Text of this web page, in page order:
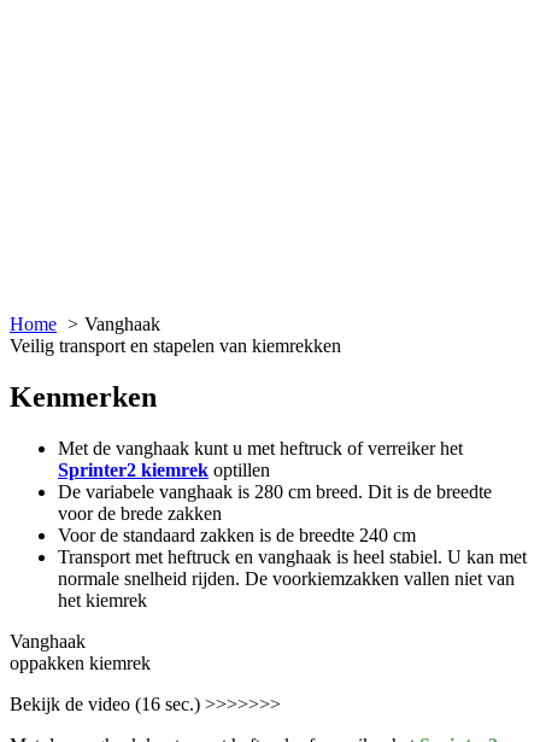
Home
Vanghaak
Veilig transport en stapelen van kiemrekken
Kenmerken
Met de vanghaak kunt u met heftruck of verreiker het
Sprinter2 kiemrek optillen
De variabele vanghaak is 280 cm breed. Dit is de breedte
voor de brede zakken
Voor de standaard zakken is de breedte 240 cm
Transport met heftruck en vanghaak is heel stabiel. U kan met
normale snelheid rijden. De voorkiemzakken vallen niet van
het kiemrek
Vanghaak
oppakken kiemrek
Bekijk de video (16 sec.) >>>>>>>